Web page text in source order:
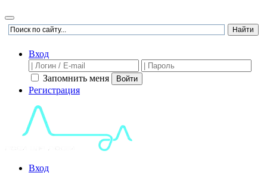
Вход
Запомнить меня Войти
Регистрация
Вход